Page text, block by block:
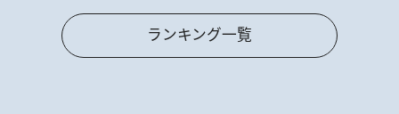
ランキング一覧